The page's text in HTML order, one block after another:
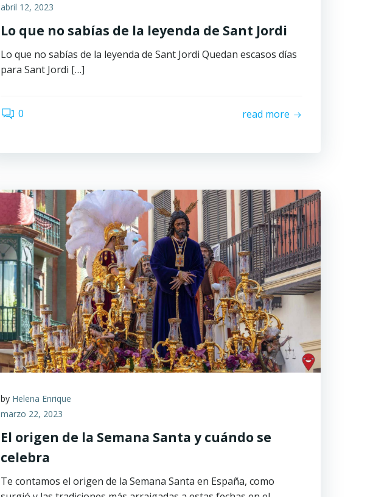
abril 12, 2023
Lo que no sabías de la leyenda de Sant Jordi
Lo que no sabías de la leyenda de Sant Jordi Quedan escasos días
para Sant Jordi […]
0 read more
by Helena Enrique
marzo 22, 2023
El origen de la Semana Santa y cuándo se
celebra
Te contamos el origen de la Semana Santa en España, como